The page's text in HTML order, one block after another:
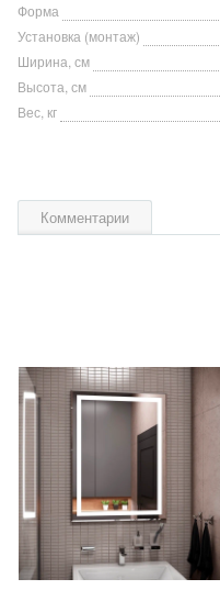
Форма
Установка (монтаж)
Ширина, см
Высота, см
Вес, кг
Комментарии